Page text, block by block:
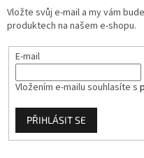
Vložte svůj e-mail a my vám
produktech na našem e-shopu.
E-mail
Vložením e-mailu souhlasíte s
PŘIHLÁSIT SE